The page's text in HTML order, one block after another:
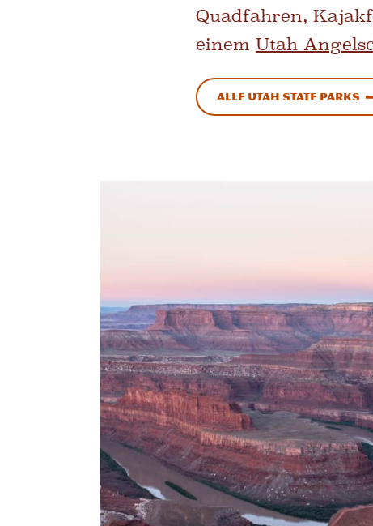
Quadfahren,
einem Utah
Alle Utah State Parks